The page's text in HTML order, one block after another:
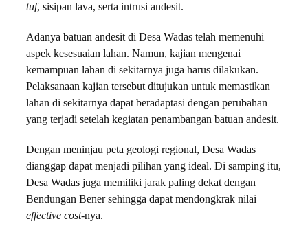
tuf, sisipan lava, serta intrusi andesit.
Adanya batuan andesit di Desa Wadas telah memenuhi
aspek kesesuaian lahan. Namun, kajian mengenai
kemampuan lahan di sekitarnya juga harus dilakukan.
Pelaksanaan kajian tersebut ditujukan untuk memastikan
lahan di sekitarnya dapat beradaptasi dengan perubahan
yang terjadi setelah kegiatan penambangan batuan andesit.
Dengan meninjau peta geologi regional, Desa Wadas
dianggap dapat menjadi pilihan yang ideal. Di samping itu,
Desa Wadas juga memiliki jarak paling dekat dengan
Bendungan Bener sehingga dapat mendongkrak nilai
effective cost-nya.